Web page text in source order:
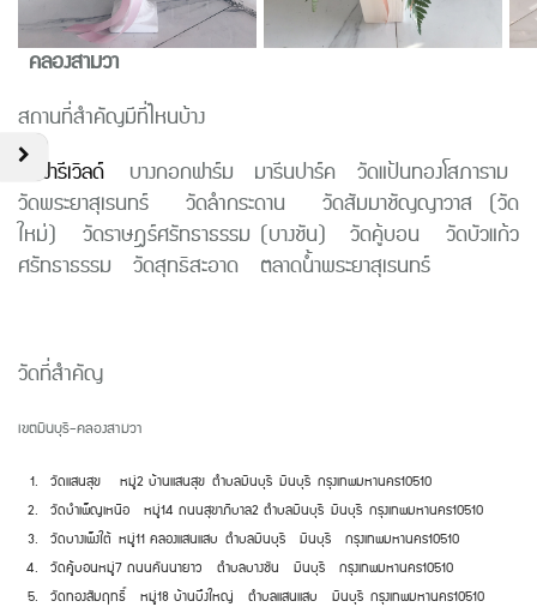
คลองสามวา
สถานที่สำคัญมีที่ไหนบ้าง
ซาฟารีเวิลด์ บางกอกฟาร์ม มารีนปาร์ค วัดแป้นทองโสภาราม
วัดพระยาสุเรนทร์ วัดลำกระดาน วัดสัมมาชัญญาวาส (วัด
ใหม่)วัดราษฎร์ศรัทธาธรรม (บางชัน) วัดคู้บอนวัดบัวแก้ว
ศรัทธาธรรม วัดสุทธิสะอาด ตลาดน้ำพระยาสุเรนทร์
วัดที่สำคัญ
เขตมีนบุรี-คลองสามวา
วัดแสนสุข หมู่2 บ้านแสนสุข ตำบลมีนบุรี มีนบุรี กรุงเทพมหานคร10510
วัดบำเพ็ญเหนือ หมู่14 ถนนสุขาภิบาล2 ตำบลมีนบุรี มีนบุรี กรุงเทพมหานคร10510
วัดบางเพ็งใต้ หมู่11 คลองแสนแสบ ตำบลมีนบุรี มีนบุรี กรุงเทพมหานคร10510
วัดคู้บอนหมู่7 ถนนคันนายาว ตำบลบางชัน มีนบุรี กรุงเทพมหานคร10510
วัดทองสัมฤทธิ์ หมู่18 บ้านบึงใหญ่ ตำบลแสนแสบ มีนบุรี กรุงเทพมหานคร10510